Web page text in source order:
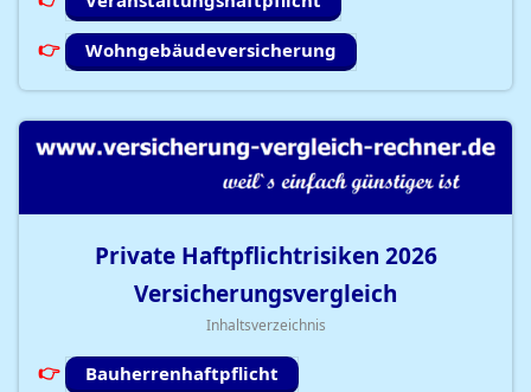
Wohngebäudeversicherung
Private Haftpflichtrisiken 2026
Versicherungsvergleich
Inhaltsverzeichnis
Bauherrenhaftpflicht